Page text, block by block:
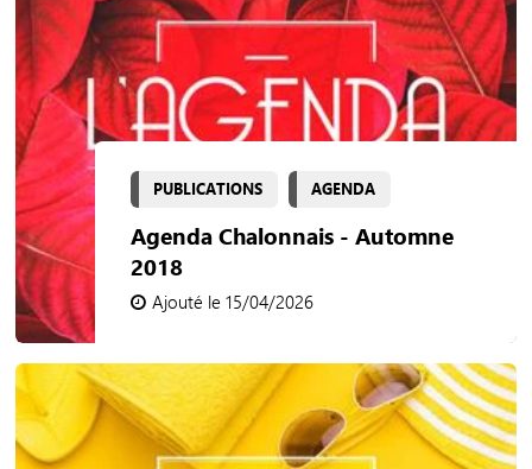
PUBLICATIONS AGENDA
Agenda Chalonnais - Automne
2018
Ajouté le 15/04/2026